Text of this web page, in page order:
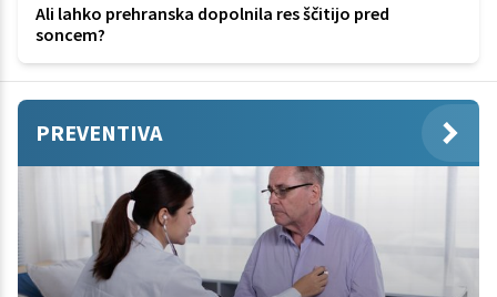
Ali lahko prehranska dopolnila res ščitijo pred
soncem?
PREVENTIVA